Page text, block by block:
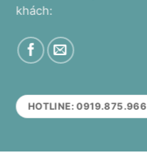
khách:
HOTLINE: 0919.875.966